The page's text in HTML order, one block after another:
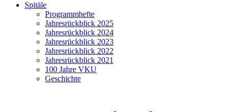
Spitäle
Programmhefte
Jahresrückblick 2025
Jahresrückblick 2024
Jahresrückblick 2023
Jahresrückblick 2022
Jahresrückblick 2021
100 Jahre VKU
Geschichte